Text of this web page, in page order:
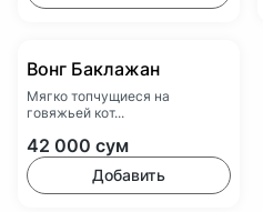
Вонг Баклажан
Мягко топчущиеся на
говяжьей кот...
42 000 сум
Добавить